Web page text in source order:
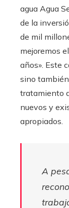
agua Agua
de la
de mil
mejoremos
años». Este
sino
tratamiento
nuevos y
apropiados.
A